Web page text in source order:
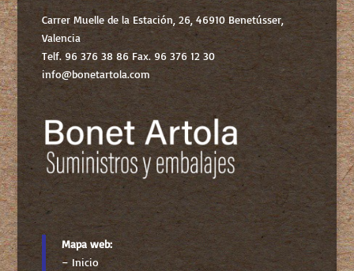
Carrer Muelle de la Estación, 26, 46910 Benetússer,
Valencia
Telf. 96 376 38 86 Fax. 96 376 12 30
info@bonetartola.com
Mapa web:
– Inicio